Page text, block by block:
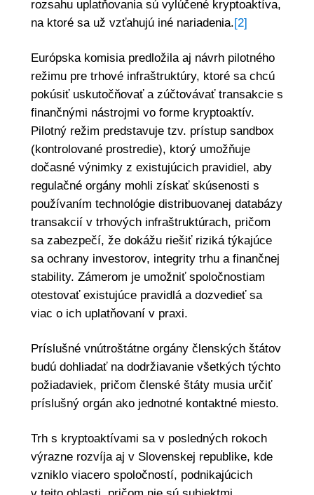
rozsahu uplatňovania sú vylúčené kryptoaktíva,
na ktoré sa už vzťahujú iné nariadenia.[2]
Európska komisia predložila aj návrh pilotného
režimu pre trhové infraštruktúry, ktoré sa chcú
pokúsiť uskutočňovať a zúčtovávať transakcie s
finančnými nástrojmi vo forme kryptoaktív.
Pilotný režim predstavuje tzv. prístup sandbox
(kontrolované prostredie), ktorý umožňuje
dočasné výnimky z existujúcich pravidiel, aby
regulačné orgány mohli získať skúsenosti s
používaním technológie distribuovanej databázy
transakcií v trhových infraštruktúrach, pričom
sa zabezpečí, že dokážu riešiť riziká týkajúce
sa ochrany investorov, integrity trhu a finančnej
stability. Zámerom je umožniť spoločnostiam
otestovať existujúce pravidlá a dozvedieť sa
viac o ich uplatňovaní v praxi.
Príslušné vnútroštátne orgány členských štátov
budú dohliadať na dodržiavanie všetkých týchto
požiadaviek, pričom členské štáty musia určiť
príslušný orgán ako jednotné kontaktné miesto.
Trh s kryptoaktívami sa v posledných rokoch
výrazne rozvíja aj v Slovenskej republike, kde
vzniklo viacero spoločností, podnikajúcich